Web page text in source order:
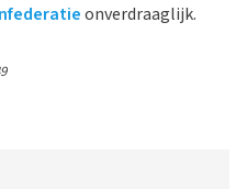
onverdraaglijk.